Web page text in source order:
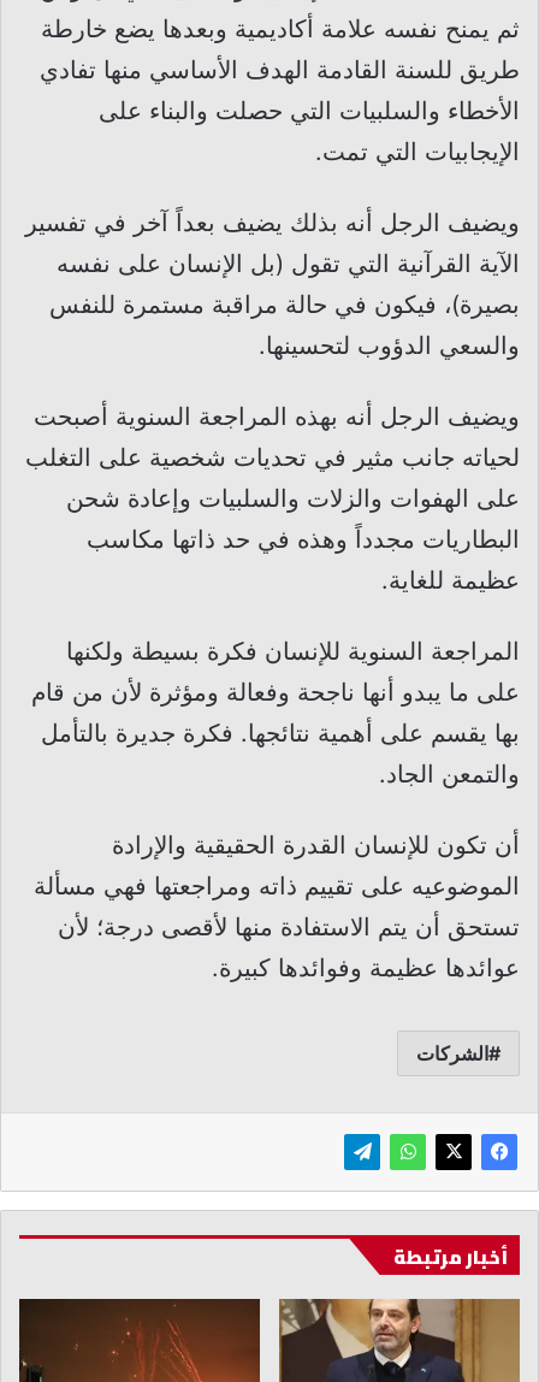
ثم يمنح نفسه علامة أكاديمية وبعدها يضع خارطة
طريق للسنة القادمة الهدف الأساسي منها تفادي
الأخطاء والسلبيات التي حصلت والبناء على
الإيجابيات التي تمت.
ويضيف الرجل أنه بذلك يضيف بعداً آخر في تفسير
الآية القرآنية التي تقول (بل الإنسان على نفسه
بصيرة)، فيكون في حالة مراقبة مستمرة للنفس
والسعي الدؤوب لتحسينها.
ويضيف الرجل أنه بهذه المراجعة السنوية أصبحت
لحياته جانب مثير في تحديات شخصية على التغلب
على الهفوات والزلات والسلبيات وإعادة شحن
البطاريات مجدداً وهذه في حد ذاتها مكاسب
عظيمة للغاية.
المراجعة السنوية للإنسان فكرة بسيطة ولكنها
على ما يبدو أنها ناجحة وفعالة ومؤثرة لأن من قام
بها يقسم على أهمية نتائجها. فكرة جديرة بالتأمل
والتمعن الجاد.
أن تكون للإنسان القدرة الحقيقية والإرادة
الموضوعيه على تقييم ذاته ومراجعتها فهي مسألة
تستحق أن يتم الاستفادة منها لأقصى درجة؛ لأن
عوائدها عظيمة وفوائدها كبيرة.
الشركات
أخبار مرتبطة